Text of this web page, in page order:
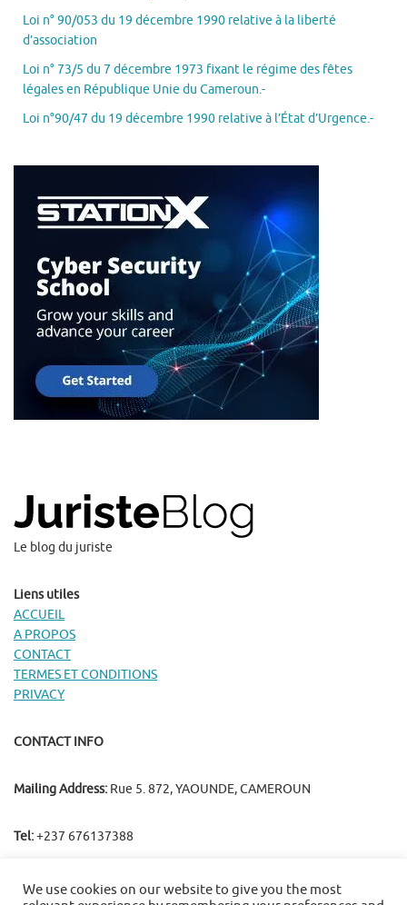
Loi n° 90/053 du 19 décembre 1990 relative à la liberté
d’association
Loi n° 73/5 du 7 décembre 1973 fixant le régime des fêtes
légales en République Unie du Cameroun.-
Loi n°90/47 du 19 décembre 1990 relative à l’État d’Urgence.-
Le blog du juriste
Liens utiles
ACCUEIL
A PROPOS
CONTACT
TERMES ET CONDITIONS
PRIVACY
CONTACT INFO
Mailing Address: Rue 5. 872, YAOUNDE, CAMEROUN
Tel:+237 676137388
We use cookies on our website to give you the most